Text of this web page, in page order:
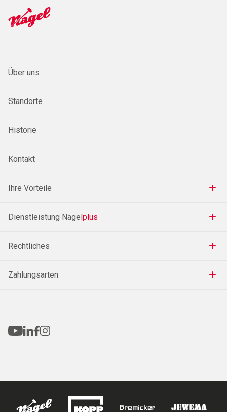
Über uns
Standorte
Historie
Kontakt
Ihre Vorteile
Dienstleistung Nagelplus
Rechtliches
Zahlungsarten